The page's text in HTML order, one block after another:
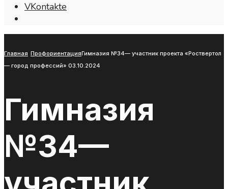
VKontakte
Главная ПрофориентацияГимназия №34— участник проекта «Роствертол
— город профессий» 03.10.2024
Гимназия
№34—